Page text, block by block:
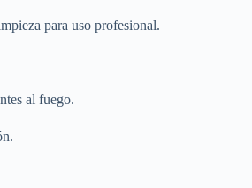
para uso profesional.
al fuego.